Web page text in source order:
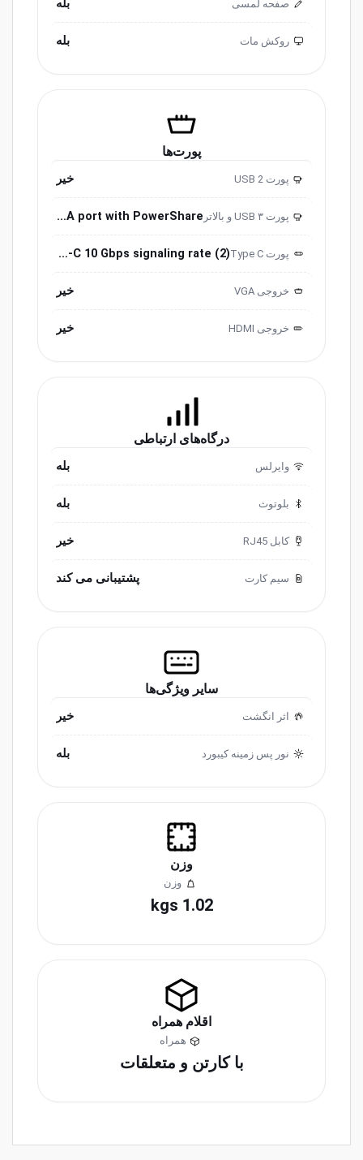
صفحه لمسی بله
روکش مات بله
پورت‌ها
2.0 پورت USB 2 خیر
3.0 پورت USB ۳ و ‌‌بالاتر USB 3.2 Gen1 Type-A port with PowerShare
پورت ‌‌Type C (2) USB 3.2 Type-C ports with Thunderbolt support (40 Gbps signaling rate with SuperSpeed USB Type-C 10 Gbps signaling rate
خروجی ‌VGA خیر
خروجی HDMI خیر
درگاه‌های ارتباطی
وایرلس بله
بلوتوث بله
کابل RJ45 خیر
سیم کارت پشتیبانی می کند
سایر ویژگی‌ها
اثر انگشت خیر
نور پس زمینه کیبورد بله
وزن
وزن
1.02 kgs
اقلام همراه
همراه
با کارتن و متعلقات